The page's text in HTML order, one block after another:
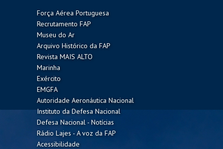
Força Aérea Portuguesa
Recrutamento FAP
Museu do Ar
Arquivo Histórico da FAP
Revista MAIS ALTO
Marinha
Exército
EMGFA
Autoridade Aeronáutica Nacional
Instituto da Defesa Nacional
Defesa Nacional - Notícias
Rádio Lajes - A voz da FAP
Acessibilidade